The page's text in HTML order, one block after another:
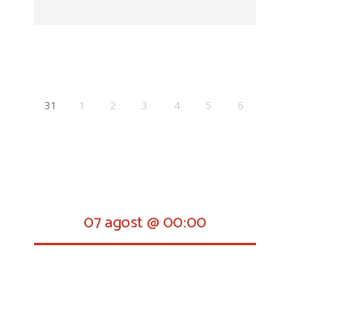
31 1 2 3 4 5 6
07 agost @ 00:00